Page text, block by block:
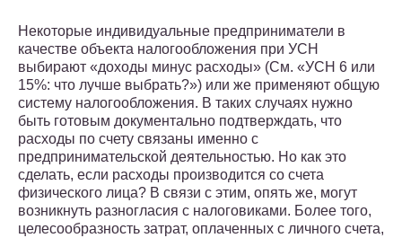
Некоторые индивидуальные предприниматели в
качестве объекта налогообложения при УСН
выбирают «доходы минус расходы» (См. «УСН 6 или
15%: что лучше выбрать?») или же применяют общую
систему налогообложения. В таких случаях нужно
быть готовым документально подтверждать, что
расходы по счету связаны именно с
предпринимательской деятельностью. Но как это
сделать, если расходы производится со счета
физического лица? В связи с этим, опять же, могут
возникнуть разногласия с налоговиками. Более того,
целесообразность затрат, оплаченных с личного счета,